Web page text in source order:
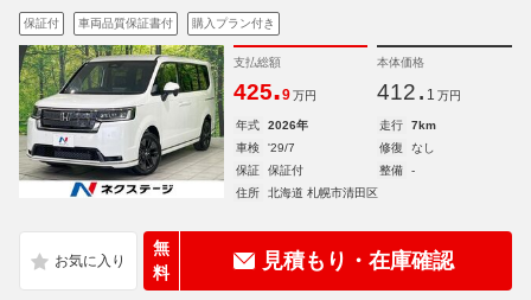
保証付 車両品質保証書付 購入プラン付き
支払総額
425.9 万円
本体価格
412. 1 万円
年式 2026年 走行
7km
車検
'29/7 修復
なし
保証
保証付 整備
-
住所
北海道 札幌市清田区
無
料
見積もり・在庫確認